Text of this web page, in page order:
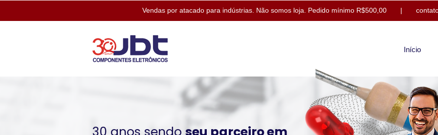
Vendas por atacado para indústrias. Não somos loja. Pedido mínimo R$500,00 |
Início